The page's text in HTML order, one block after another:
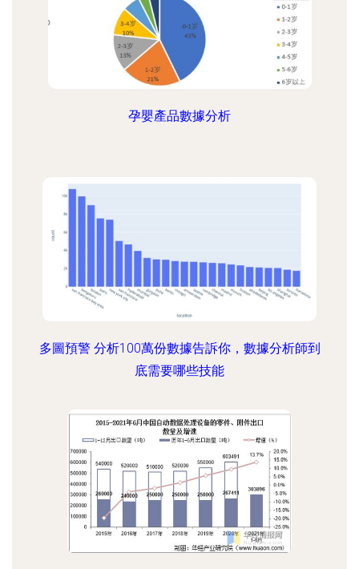
孕嬰產品數據分析
多圖預警 分析100萬份數據告訴你，數據分析師到
底需要哪些技能